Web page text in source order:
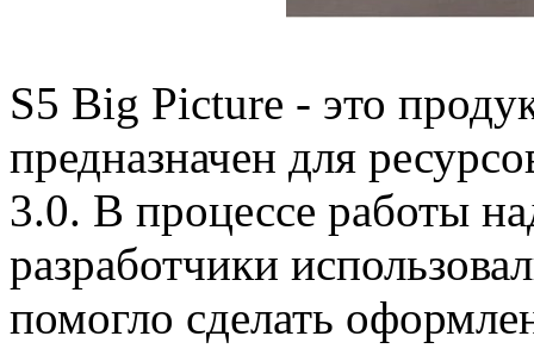
S5 Big Picture - это
предназначен для
3.0. В процессе работы
разработчики
помогло сделать